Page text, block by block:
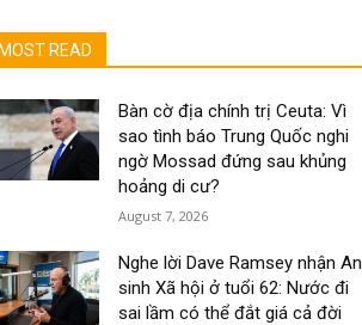
MOST READ
Bàn cờ địa chính trị Ceuta: Vì
sao tình báo Trung Quốc nghi
ngờ Mossad đứng sau khủng
hoảng di cư?
August 7, 2026
Nghe lời Dave Ramsey nhận An
sinh Xã hội ở tuổi 62: Nước đi
sai lầm có thể đắt giá cả đời